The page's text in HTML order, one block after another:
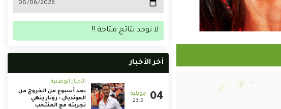
لا توجد نتائج متاحة !!
أخر الأخبار
23:9
الأخبار الوطنية
بعد أسبوع من الخروج من
المونديال : رونار ينهي
تجربته مع المنتخب